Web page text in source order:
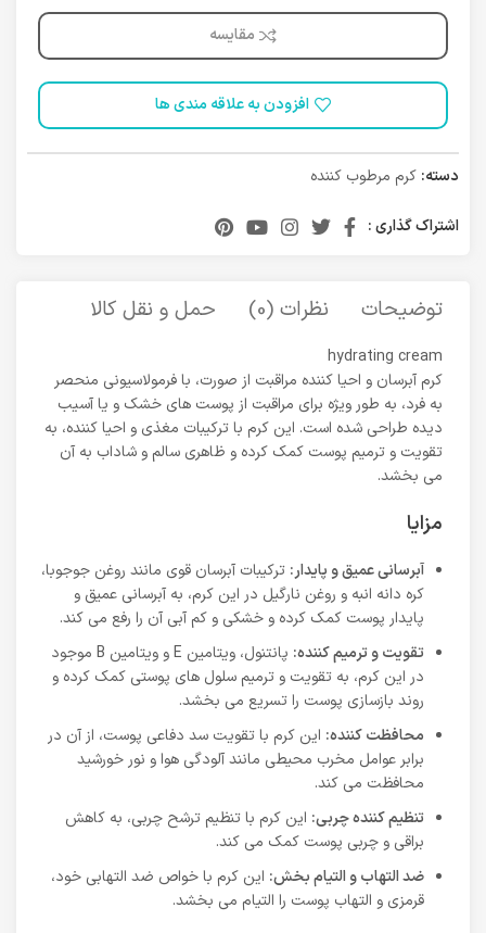
مقایسه
افزودن به علاقه مندی ها
دسته: کرم مرطوب کننده
اشتراک گذاری :
توضیحات نظرات (0) حمل و نقل کالا
hydrating cream
کرم آبرسان و احیا کننده مراقبت از صورت، با فرمولاسیونی منحصر
به فرد، به طور ویژه برای مراقبت از پوست های خشک و یا آسیب
دیده طراحی شده است. این کرم با ترکیبات مغذی و احیا کننده، به
تقویت و ترمیم پوست کمک کرده و ظاهری سالم و شاداب به آن
می بخشد.
مزایا
آبرسانی عمیق و پایدار: ترکیبات آبرسان قوی مانند روغن جوجوبا،
کره دانه انبه و روغن نارگیل در این کرم، به آبرسانی عمیق و
پایدار پوست کمک کرده و خشکی و کم آبی آن را رفع می کند.
تقویت و ترمیم کننده:
پانتنول، ویتامین E و ویتامین B موجود
در این کرم، به تقویت و ترمیم سلول های پوستی کمک کرده و
روند بازسازی پوست را تسریع می بخشد.
محافظت کننده: این کرم با تقویت سد دفاعی پوست، از آن در
برابر عوامل مخرب محیطی مانند آلودگی هوا و نور خورشید
محافظت می کند.
تنظیم کننده چربی: این کرم با تنظیم ترشح چربی، به کاهش
براقی و چربی پوست کمک می کند.
ضد التهاب و التیام بخش: این کرم با خواص ضد التهابی خود،
قرمزی و التهاب پوست را التیام می بخشد.